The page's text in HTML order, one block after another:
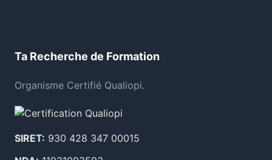
Ta Recherche de Formation
Organisme Certifié Qualiopi.
SIRET: 930 428 347 00015